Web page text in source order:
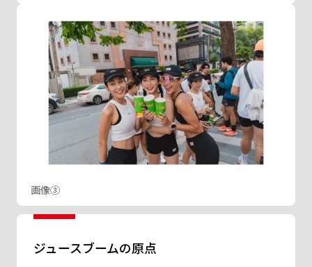
画像③
ジュースブームの原点